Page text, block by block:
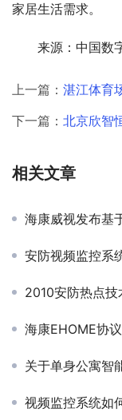
家居生活需求。
来源：中国数
上一篇： 湛江体育
下一篇： 北京欣智
相关文章
海康威视发布基于
安防视频监控系统常用应
2010安防热点
海康EHOME协议和萤
关于单身公寓智
视频监控系统如